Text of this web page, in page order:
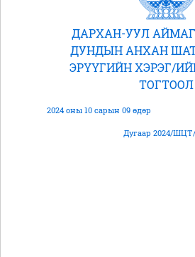
ДАРХАН-УУЛ
ДУНДЫН АНХАН
ЭРҮҮГИЙН ХЭРЭГ/
ТОГТООЛ
2024 оны 10 сарын 09 өдөр
Дугаар 2024/